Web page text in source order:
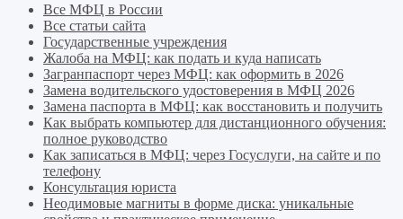
Все МФЦ в России
Все статьи сайта
Государственные учреждения
Жалоба на МФЦ: как подать и куда написать
Загранпаспорт через МФЦ: как оформить в 2026
Замена водительского удостоверения в МФЦ 2026
Замена паспорта в МФЦ: как восстановить и получить
Как выбрать компьютер для дистанционного обучения:
полное руководство
Как записаться в МФЦ: через Госуслуги, на сайте и по
телефону
Консультация юриста
Неодимовые магниты в форме диска: уникальные